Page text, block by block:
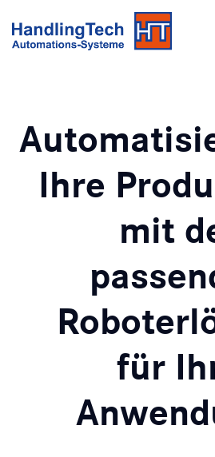
Ihre
mit
für